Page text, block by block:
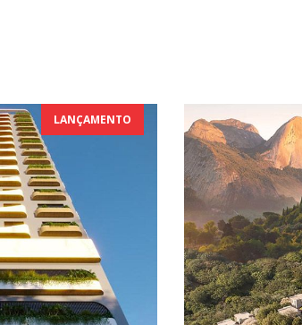
LANÇAMENTO